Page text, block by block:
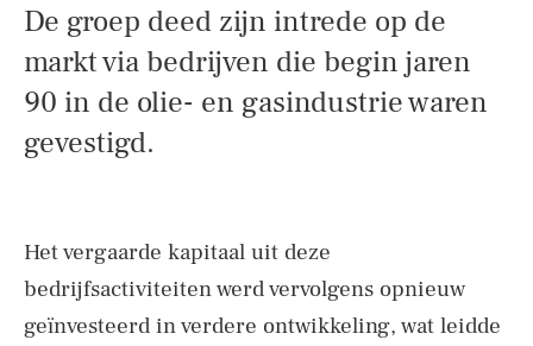
De groep deed zijn intrede op de
markt via bedrijven die begin jaren
90 in de olie- en gasindustrie waren
gevestigd.
Het vergaarde kapitaal uit deze
bedrijfsactiviteiten werd vervolgens opnieuw
geïnvesteerd in verdere ontwikkeling, wat leidde